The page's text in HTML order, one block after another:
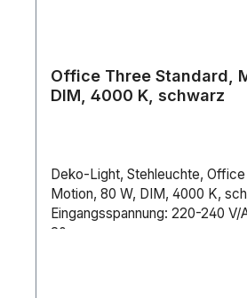
°CEnthaltenes Zubehör: End
Office Three Standard,
DIM, 4000 K, schwarz
Deko-Light, Stehleuchte,
Motion, 80 W, DIM, 4000 K,
Eingangsspannung: 220-240 V/
20